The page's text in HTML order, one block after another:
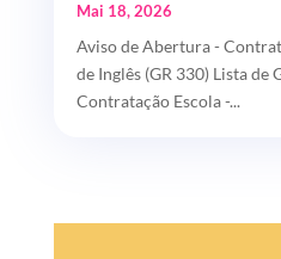
Mai 18, 2026
Aviso de Abertura -
de Inglês (GR 330) Lista de
Contratação Escola -...